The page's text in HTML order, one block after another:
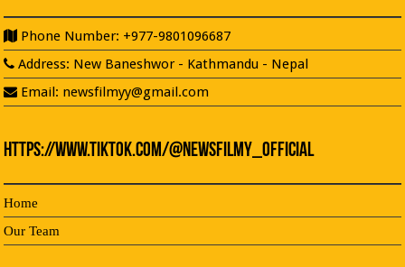
Phone Number: +977-9801096687
Address: New Baneshwor - Kathmandu - Nepal
Email: newsfilmyy@gmail.com
https://www.tiktok.com/@newsfilmy_official
Home
Our Team